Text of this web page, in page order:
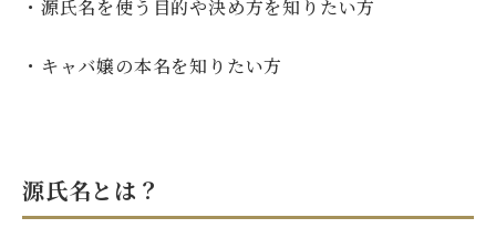
・源氏名を使う目的や決め方を知りたい方
・キャバ嬢の本名を知りたい方
源氏名とは？